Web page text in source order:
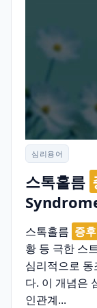
심리용어
스톡홀름
스톡홀름 증
황 등 극한 스
심리적으로
다. 이 개념은
인관계...